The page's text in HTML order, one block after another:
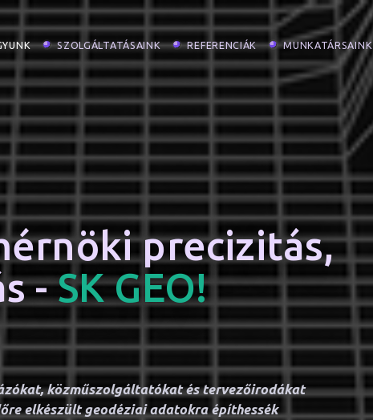
SZOLGÁLTATÁSAINK REFERENCIÁK MUNKATÁRSAINK
precizitás,
-SK GEO!
közműszolgáltatókat és tervezőirodákat
elkészült geodéziai adatokra építhessék